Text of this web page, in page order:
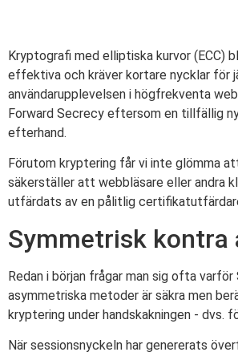
Kryptografi med elliptiska kurvor (ECC)
effektiva och kräver kortare nycklar för
användarupplevelsen i högfrekventa
Forward Secrecy eftersom en tillfällig
efterhand.
Förutom kryptering får vi inte glömma
säkerställer att webbläsare eller andra
utfärdats av en pålitlig
Symmetrisk kontra
Redan i början frågar man sig ofta
asymmetriska metoder är säkra men
kryptering under handskakningen -
När sessionsnyckeln har genererats